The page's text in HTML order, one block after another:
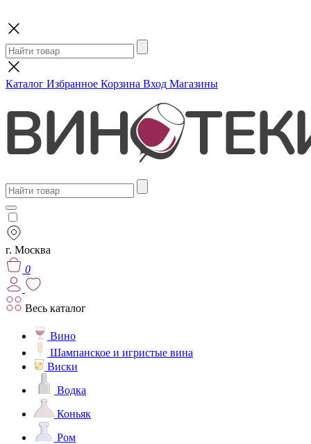
Каталог Избранное Корзина Вход Магазины
г. Москва
0
Весь каталог
Вино
Шампанское и игристые вина
Виски
Водка
Коньяк
Ром